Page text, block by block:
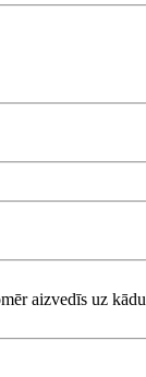
aizvedīs uz kādu